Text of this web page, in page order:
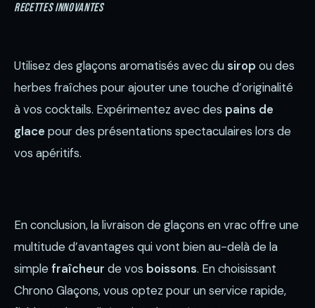
Recettes innovantes
Utilisez des glaçons aromatisés avec dusirop ou des
herbes fraîches pour ajouter une touche d’originalité
à vos cocktails. Expérimentez avec des pains de
glace pour des présentations spectaculaires lors de
vos apéritifs.
En conclusion, la livraison de glaçons en vrac offre une
multitude d’avantages qui vont bien au-delà de la
simple fraîcheur de vos boissons. En choisissant
Chrono Glaçons, vous optez pour un service rapide,